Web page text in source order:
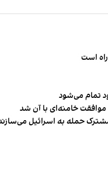
است
تمام می‌شود
موافقت خامنه‌ای با آن شد
حمله به اسرائیل